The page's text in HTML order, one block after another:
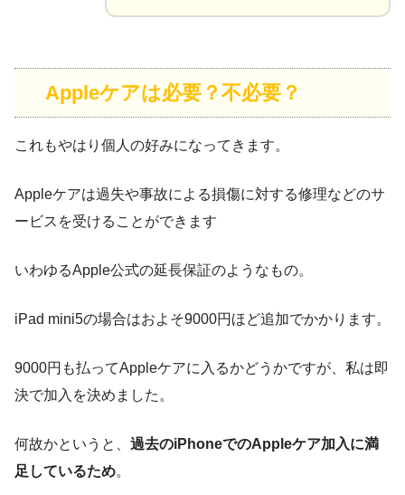
Appleケアは必要？不必要？
これもやはり個人の好みになってきます。
Appleケアは過失や事故による損傷に対する修理などのサ
ービスを受けることができます
いわゆるApple公式の延長保証のようなもの。
iPad mini5の場合はおよそ9000円ほど追加でかかります。
9000円も払ってAppleケアに入るかどうかですが、私は即
決で加入を決めました。
何故かというと、 過去のiPhoneでのAppleケア加入に満
足しているため。